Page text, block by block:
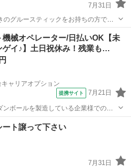
7月31日
グルースティックをお持ちの方で、
か？買いたい/ください
機械オペレーター/日払いOK【未
ゲイ♪】土日祝休み！残業も…
ャリアオプション
提携サイト 7月21日
ボールを製造している企業様でのお
たします。 ・ダンボールの原料の機械
シートをベルトに乗せる・印刷の版
...
ート譲って下さい
7月31日